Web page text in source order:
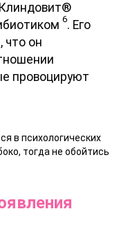
6. Его
что он
провоцируют
в психологических
тогда не обойтись